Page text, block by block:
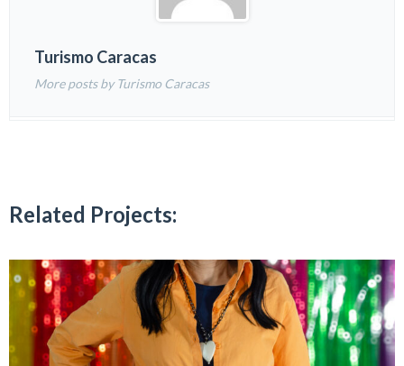
Turismo Caracas
More posts by Turismo Caracas
Related Projects: